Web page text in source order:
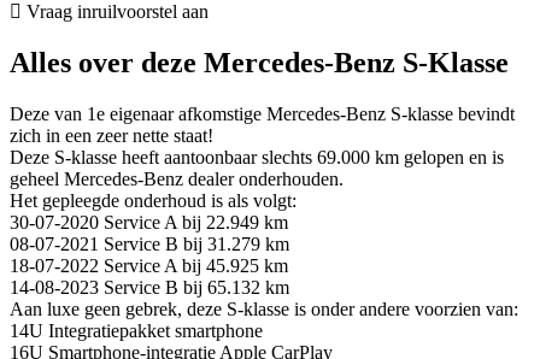
Vraag inruilvoorstel aan
Alles over deze Mercedes-Benz S-Klasse
Deze van 1e eigenaar afkomstige Mercedes-Benz S-klasse bevindt
zich in een zeer nette staat!
Deze S-klasse heeft aantoonbaar slechts 69.000 km gelopen en is
geheel Mercedes-Benz dealer onderhouden.
Het gepleegde onderhoud is als volgt:
30-07-2020 Service A bij 22.949 km
08-07-2021 Service B bij 31.279 km
18-07-2022 Service A bij 45.925 km
14-08-2023 Service B bij 65.132 km
Aan luxe geen gebrek, deze S-klasse is onder andere voorzien van:
14U Integratiepakket smartphone
16U Smartphone-integratie Apple CarPlay